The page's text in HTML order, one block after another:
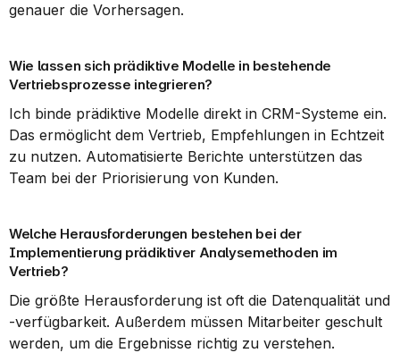
genauer die Vorhersagen.
Wie lassen sich prädiktive Modelle in bestehende
Vertriebsprozesse integrieren?
Ich binde prädiktive Modelle direkt in CRM-Systeme ein.
Das ermöglicht dem Vertrieb, Empfehlungen in Echtzeit
zu nutzen. Automatisierte Berichte unterstützen das
Team bei der Priorisierung von Kunden.
Welche Herausforderungen bestehen bei der
Implementierung prädiktiver Analysemethoden im
Vertrieb?
Die größte Herausforderung ist oft die Datenqualität und
-verfügbarkeit. Außerdem müssen Mitarbeiter geschult
werden, um die Ergebnisse richtig zu verstehen.